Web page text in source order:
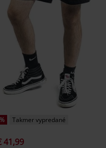
% Takmer vypredané
41,99